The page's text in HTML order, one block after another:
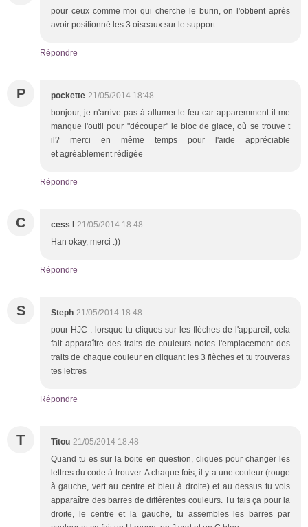
pour ceux comme moi qui cherche le burin, on l'obtient après
avoir positionné les 3 oiseaux sur le support
Répondre
P pockette 21/05/2014 18:48
bonjour, je n'arrive pas à allumer le feu car apparemment il me
manque l'outil pour "découper" le bloc de glace, où se trouve t
il? merci en même temps pour l'aide appréciable
et agréablement rédigée
Répondre
C cess l 21/05/2014 18:48
Han okay, merci :))
Répondre
S Steph 21/05/2014 18:48
pour HJC : lorsque tu cliques sur les fléches de l'appareil, cela
fait apparaître des traits de couleurs notes l'emplacement des
traits de chaque couleur en cliquant les 3 flèches et tu trouveras
tes lettres
Répondre
T Titou 21/05/2014 18:48
Quand tu es sur la boite en question, cliques pour changer les
lettres du code à trouver. A chaque fois, il y a une couleur (rouge
à gauche, vert au centre et bleu à droite) et au dessus tu vois
apparaître des barres de différentes couleurs. Tu fais ça pour la
droite, le centre et la gauche, tu assembles les barres par